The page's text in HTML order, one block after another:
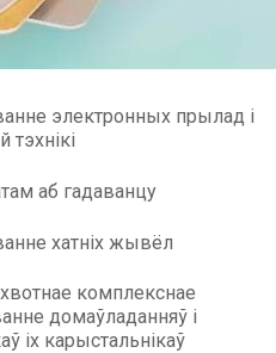
электронных прылад і
тэхнікі
аб гадаванцу
хатніх жывёл
комплекснае
домаўладанняў і
іх карыстальнікаў